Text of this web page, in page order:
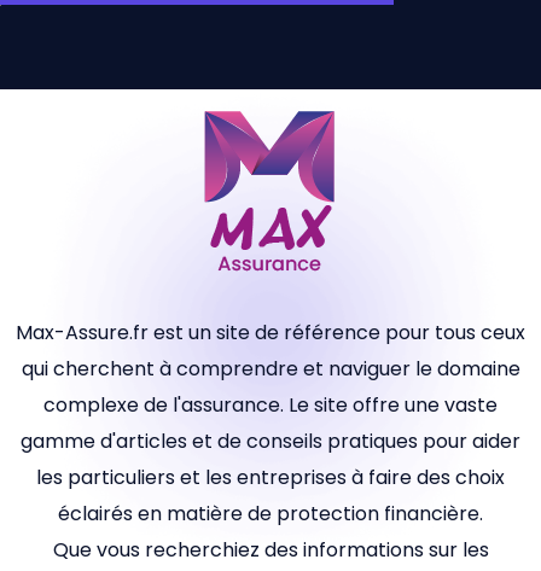
Max-Assure.fr est un site de référence pour tous ceux
qui cherchent à comprendre et naviguer le domaine
complexe de l'assurance. Le site offre une vaste
gamme d'articles et de conseils pratiques pour aider
les particuliers et les entreprises à faire des choix
éclairés en matière de protection financière.
Que vous recherchiez des informations sur les